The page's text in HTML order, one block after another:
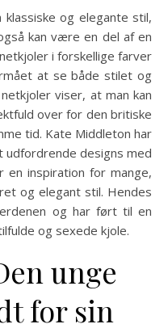
og elegante stil,
kan være en del af en
i forskellige farver
at se både stilet og
viser, at man kan
over for den britiske
tid. Kate Middleton har
designs med
en inspiration for mange,
og elegant stil. Hendes
og har ført til en
og sexede kjole.
unge
for sin